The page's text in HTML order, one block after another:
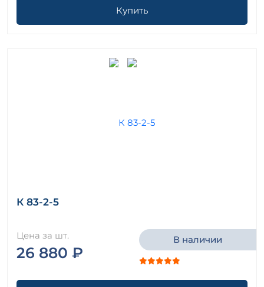
Купить
К 83-2-5
Цена за шт.
26 880 ₽
В наличии